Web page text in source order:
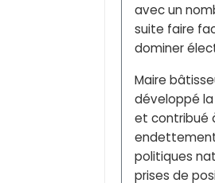
avec un
suite faire
dominer
Maire
développé
et contribué
politiques
prises de